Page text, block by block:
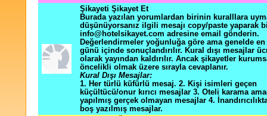
Şikayeti Şikayet Et
Burada yazılan yorumlardan birinin kuralllara
düşünüyorsanız ilgili mesajı copy/paste yaparak
info@hotelsikayet.com adresine email gönderin.
Değerlendirmeler yoğunluğa göre ama genelde
günü içinde sonuçlandırılır. Kural dışı mesajlar
olarak yayından kaldırılır. Ancak şikayetler
öncelikli olmak üzere sırayla cevaplanır.
Kural Dışı Mesajlar:
1. Her türlü küfürlü mesaj. 2. Kişi isimleri geçen
küçültücü/onur kırıcı mesajlar 3. Oteli karama
yapılmış gerçek olmayan mesajlar 4.
boş yazılmış mesajlar.